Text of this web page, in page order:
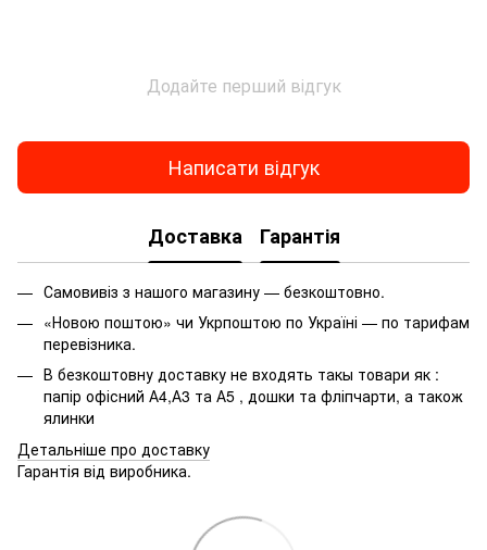
Додайте перший відгук
Написати відгук
Доставка Гарантія
Самовивіз з нашого магазину — безкоштовно.
«Новою поштою» чи Укрпоштою по Україні — по тарифам
перевізника.
В безкоштовну доставку не входять такы товари як :
папір офісний А4,А3 та А5 , дошки та фліпчарти, а також
ялинки
Детальніше про доставку
Гарантія від виробника.